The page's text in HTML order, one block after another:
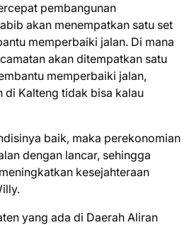
pembangunan
akan menempatkan satu set
memperbaiki jalan. Di mana
akan ditempatkan satu
memperbaiki jalan,
di Kalteng tidak bisa kalau
baik, maka perekonomian
dengan lancar, sehingga
kesejahteraan
yang ada di Daerah Aliran